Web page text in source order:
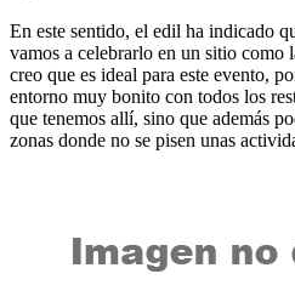
En este sentido, el edil ha indicado
vamos a celebrarlo en un sitio como
creo que es ideal para este evento,
entorno muy bonito con todos los
que tenemos allí, sino que además
zonas donde no se pisen unas